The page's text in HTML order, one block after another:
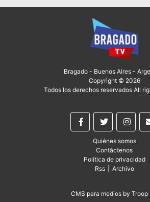
Bragado - Buenos Aires -
Copyright © 2026
Todos los derechos reservados All
Quiénes somos
Contáctenos
Política de privacidad
Rss
Archivo
CMS para mediosby Troop